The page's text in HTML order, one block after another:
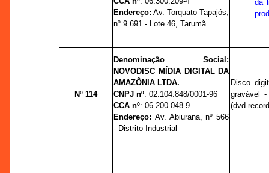
Endereço: Av. Torquato Tapajós,
nº 9.691 - Lote 46, Tarumã
da
Nº 114
Denominação Social:
NOVODISC MÍDIA DIGITAL DA
AMAZÔNIA LTDA.
CNPJ nº: 02.104.848/0001-96
CCA nº:06.200.048-9
Endereço: Av. Abiurana,nº 566
- Distrito Industrial
Disco
gravável
(dvd-